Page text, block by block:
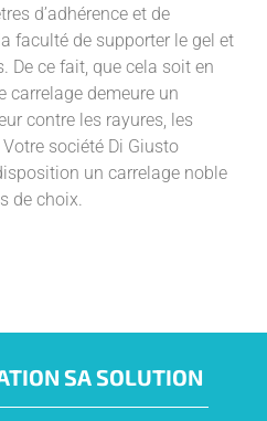
d’adhérence et de
faculté de supporter le gel et
De ce fait, que cela soit en
carrelage demeure un
contre les rayures, les
société Di Giusto
un carrelage noble
de choix.
SA SOLUTION